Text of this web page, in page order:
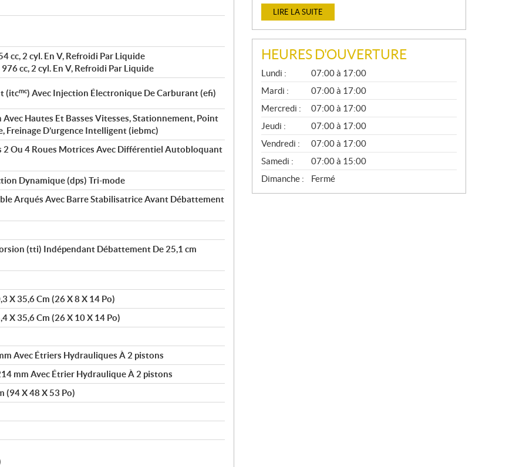
cc, 2 cyl. En V, Refroidi Par Liquide
cc, 2 cyl. En V, Refroidi Par Liquide
(itcmc) Avec Injection Électronique De Carburant (efi)
Avec Hautes Et Basses Vitesses, Stationnement, Point
Freinage D’urgence Intelligent (iebmc)
2 Ou 4 Roues Motrices Avec Différentiel Autobloquant
Dynamique (dps) Tri-mode
Arqués Avec Barre Stabilisatrice Avant Débattement
(tti) Indépendant Débattement De 25,1 cm
X 35,6 Cm (26 X 8 X 14 Po)
X 35,6 Cm (26 X 10 X 14 Po)
Avec Étriers Hydrauliques À 2 pistons
mm Avec Étrier Hydraulique À 2 pistons
(94 X 48 X 53 Po)
LIRE LA SUITE
HEURES D'OUVERTURE
G
É
N
É
R
A
L
Lundi :
07:00 à 17:00
Mardi :
07:00 à 17:00
Mercredi :
07:00 à 17:00
Jeudi :
07:00 à 17:00
Vendredi :
07:00 à 17:00
Samedi :
07:00 à 15:00
Dimanche :
Fermé